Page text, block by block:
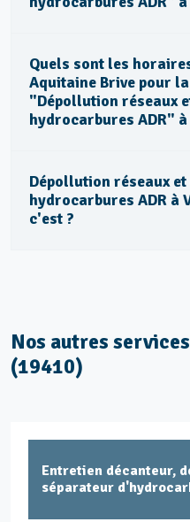
Quels sont les
Aquitaine Brive pour
"Dépollution réseaux
hydrocarbures ADR" à
Dépollution réseaux
hydrocarbures ADR à
c'est ?
Nos autres
(19410)
Entretien décanteur,
séparateur